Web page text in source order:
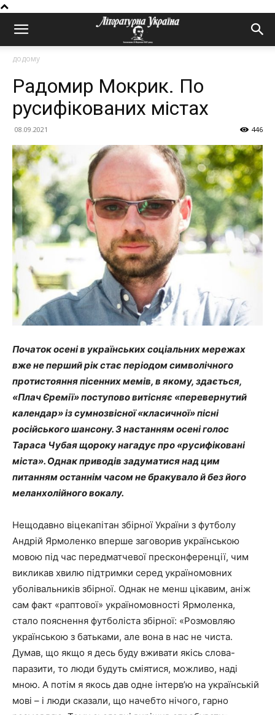
додому
Радомир Мокрик. По
русифікованих містах
08.09.2021 446
Початок осені в українських соціальних мережах
вже не перший рік стає періодом символічного
протистояння пісенних мемів, в якому, здається,
«Плач Єремії» поступово витісняє «перевернутий
календар» із сумнозвісної «класичної» пісні
російського шансону. З настанням осені голос
Тараса Чубая щороку нагадує про «русифіковані
міста». Однак приводів задуматися над цим
питанням останнім часом не бракувало й без його
меланхолійного вокалу.
Нещодавно віцекапітан збірної України з футболу
Андрій Ярмоленко вперше заговорив українською
мовою під час передматчевої пресконференції, чим
викликав хвилю підтримки серед україномовних
уболівальників збірної. Однак не менш цікавим, аніж
сам факт «раптової» україномовності Ярмоленка,
стало пояснення футболіста збірної: «Розмовляю
українською з батьками, але вона в нас не чиста.
Думав, що якщо я десь буду вживати якісь слова-
паразити, то люди будуть сміятися, можливо, наді
мною. А потім я якось дав одне інтерв’ю на українській
мові – і люди сказали, що начебто нічого, гарно